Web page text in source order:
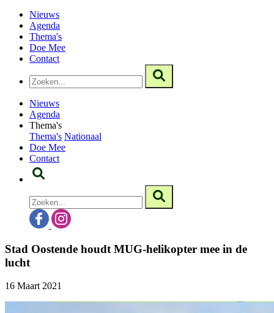
Nieuws
Agenda
Thema's
Doe Mee
Contact
Nieuws
Agenda
Thema's
Thema's Nationaal
Doe Mee
Contact
Stad Oostende houdt MUG-helikopter mee in de
lucht
16 Maart 2021